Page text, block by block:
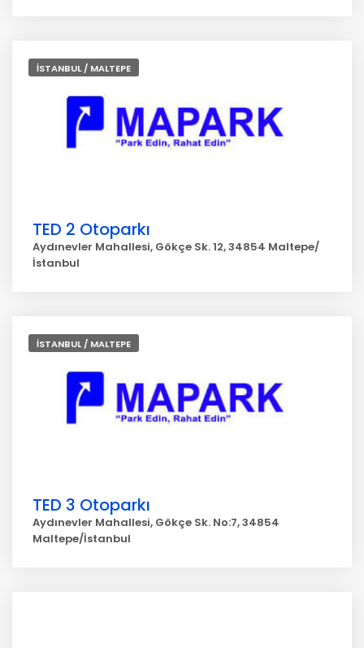
İSTANBUL / MALTEPE
TED 2 Otoparkı
Aydınevler Mahallesi, Gökçe Sk. 12, 34854 Maltepe/
İstanbul
İSTANBUL / MALTEPE
TED 3 Otoparkı
Aydınevler Mahallesi, Gökçe Sk. No:7, 34854
Maltepe/İstanbul